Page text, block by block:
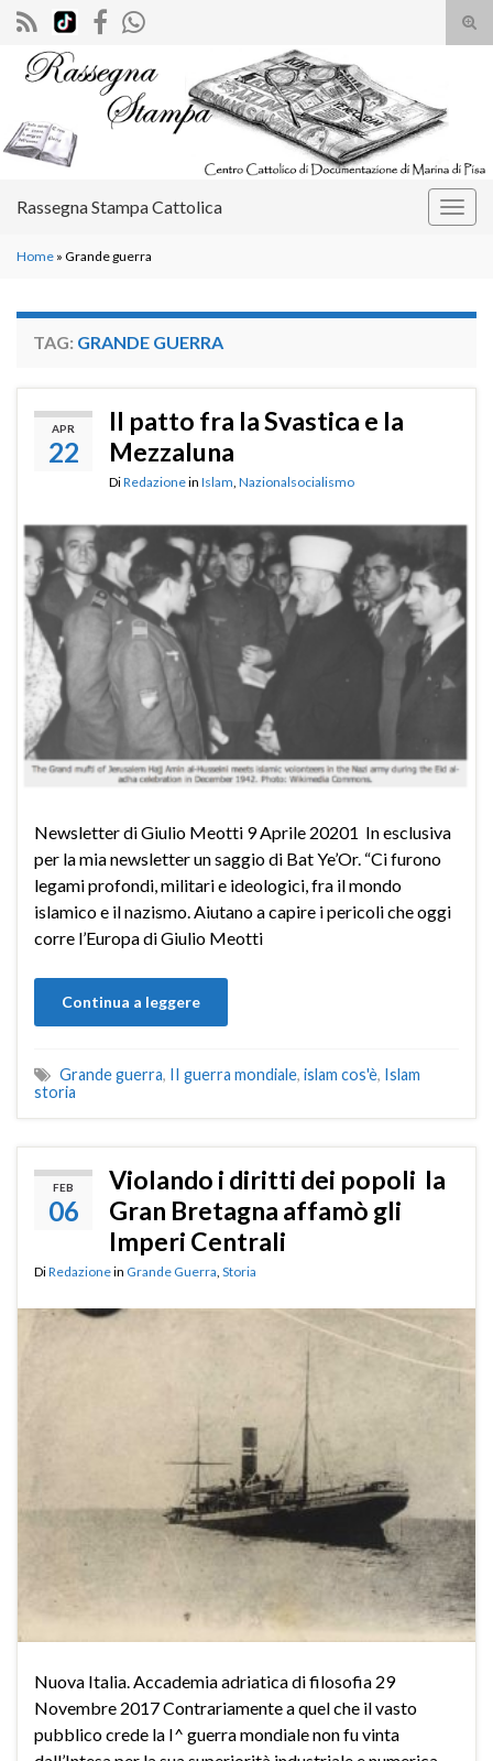
il
Search for:
Rassegna Stampa Cattolica
Home » Grande guerra
TAG: GRANDE GUERRA
APR
22
Il patto fra la Svastica e la
Mezzaluna
DiRedazionein Islam Nazionalsocialismo
Newsletter di Giulio Meotti 9 Aprile 20201 In esclusiva
per la mia newsletter un saggio di Bat Ye’Or. “Ci furono
legami profondi, militari e ideologici, fra il mondo
islamico e il nazismo. Aiutano a capire i pericoli che oggi
corre l’Europa di Giulio Meotti
Continua a leggere
Grande guerra, II guerra mondiale, islam cos'è, Islam
storia
FEB
06
Violando i diritti dei popoli la
Gran Bretagna affamò gli
Imperi Centrali
DiRedazionein Grande Guerra, Storia
Nuova Italia. Accademia adriatica di filosofia 29
Novembre 2017 Contrariamente a quel che il vasto
pubblico crede la I^ guerra mondiale non fu vinta